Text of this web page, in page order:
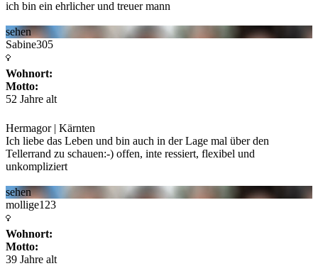
ich bin ein ehrlicher und treuer mann
sehen
Sabine305
Wohnort:
Motto:
52 Jahre alt
Hermagor | Kärnten
Ich liebe das Leben und bin auch in der Lage mal über den
Tellerrand zu schauen:-) offen, inte ressiert, flexibel und
unkompliziert
sehen
mollige123
Wohnort:
Motto:
39 Jahre alt